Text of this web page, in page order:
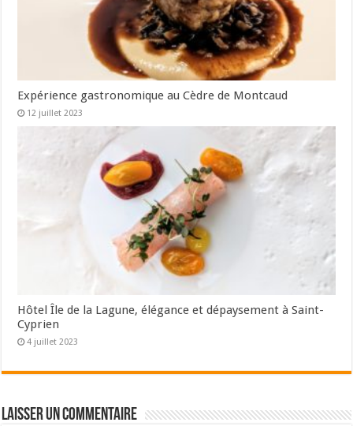
Expérience gastronomique au Cèdre de Montcaud
12 juillet 2023
Hôtel Île de la Lagune, élégance et dépaysement à Saint-
Cyprien
4 juillet 2023
Laisser un commentaire